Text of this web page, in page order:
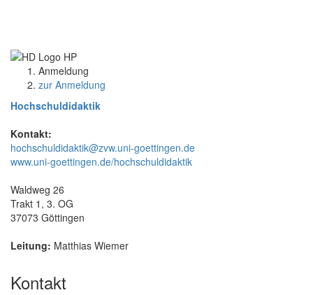
Anmeldung
zur Anmeldung
Hochschuldidaktik
Kontakt:
hochschuldidaktik@zvw.uni-goettingen.de
www.uni-goettingen.de/hochschuldidaktik
Waldweg 26
Trakt 1, 3. OG
37073 Göttingen
Leitung: Matthias Wiemer
Kontakt